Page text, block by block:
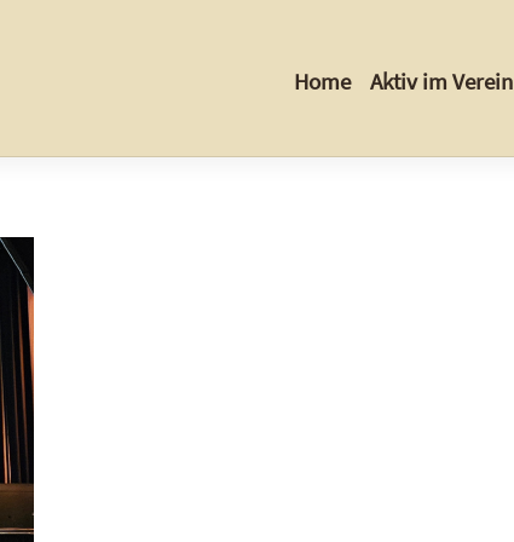
Home Aktiv im Verein